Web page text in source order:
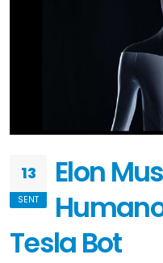
13
SENT
Elon
Tesla Bot